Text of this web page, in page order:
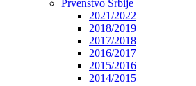
Prvenstvo Srbije
2021/2022
2018/2019
2017/2018
2016/2017
2015/2016
2014/2015